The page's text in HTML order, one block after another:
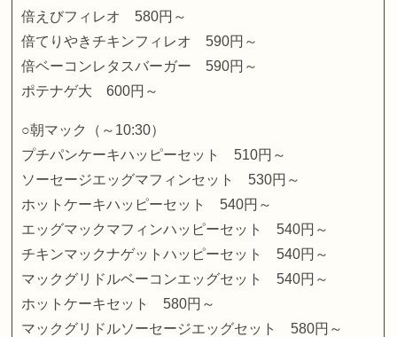
倍えびフィレオ 580円～
倍てりやきチキンフィレオ 590円～
倍ベーコンレタスバーガー 590円～
ポテナゲ大 600円～
○朝マック（～10:30）
プチパンケーキハッピーセット 510円～
ソーセージエッグマフィンセット 530円～
ホットケーキハッピーセット 540円～
エッグマックマフィンハッピーセット 540円～
チキンマックナゲットハッピーセット 540円～
マックグリドルベーコンエッグセット 540円～
ホットケーキセット 580円～
マックグリドルソーセージエッグセット 580円～